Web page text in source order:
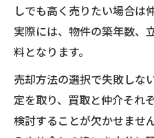
しでも高く売りたい場合は
実際には、物件の築年数、
料となります。
売却方法の選択で失敗しな
定を取り、買取と仲介それ
検討することが欠かせませ